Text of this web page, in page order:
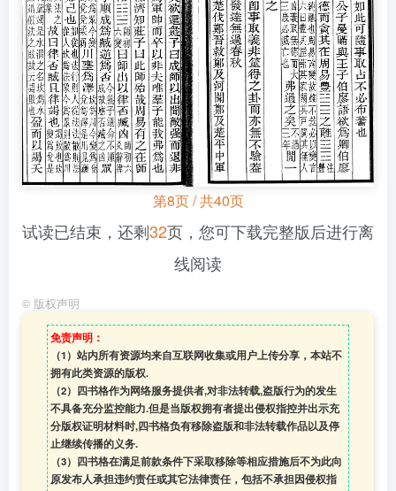
第8页 / 共40页
试读已结束，还剩32页，您可下载完整版后进行离
线阅读
© 版权声明
免责声明：
（1）站内所有资源均来自互联网收集或用户上传分享，本站不
拥有此类资源的版权.
（2）四书格作为网络服务提供者,对非法转载,盗版行为的发生
不具备充分监控能力.但是当版权拥有者提出侵权指控并出示充
分版权证明材料时,四书格负有移除盗版和非法转载作品以及停
止继续传播的义务.
（3）四书格在满足前款条件下采取移除等相应措施后不为此向
原发布人承担违约责任或其它法律责任，包括不承担因侵权指